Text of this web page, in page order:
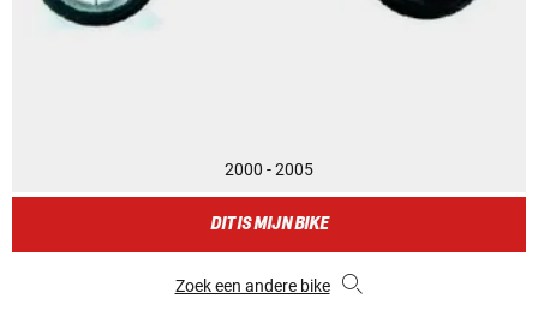
2000 - 2005
DIT IS MIJN BIKE
Zoek een andere bike